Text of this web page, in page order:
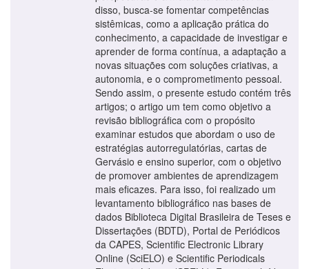
disso, busca-se fomentar competências
sistêmicas, como a aplicação prática do
conhecimento, a capacidade de investigar e
aprender de forma contínua, a adaptação a
novas situações com soluções criativas, a
autonomia, e o comprometimento pessoal.
Sendo assim, o presente estudo contém três
artigos; o artigo um tem como objetivo a
revisão bibliográfica com o propósito
examinar estudos que abordam o uso de
estratégias autorregulatórias, cartas de
Gervásio e ensino superior, com o objetivo
de promover ambientes de aprendizagem
mais eficazes. Para isso, foi realizado um
levantamento bibliográfico nas bases de
dados Biblioteca Digital Brasileira de Teses e
Dissertações (BDTD), Portal de Periódicos
da CAPES, Scientific Electronic Library
Online (SciELO) e Scientific Periodicals